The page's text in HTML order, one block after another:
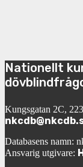
Nationellt
Kungsgatan 2C,
Databasens namn:
Ansvarig utgivare: